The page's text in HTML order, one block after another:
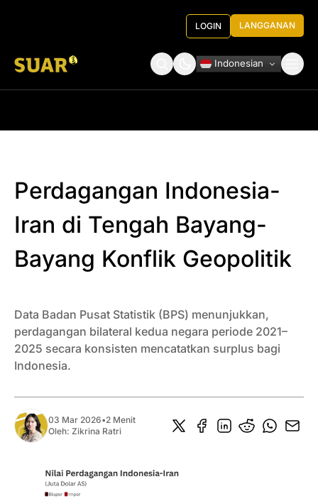
LOGIN LANGGANAN
Indonesian
Perdagangan Indonesia-
Iran di Tengah Bayang-
Bayang Konflik Geopolitik
Data Badan Pusat Statistik (BPS) menunjukkan,
perdagangan bilateral kedua negara periode 2021–
2025 secara konsisten mencatatkan surplus bagi
Indonesia.
03 Mar 2026•2 Menit
Oleh: Zikrina Ratri